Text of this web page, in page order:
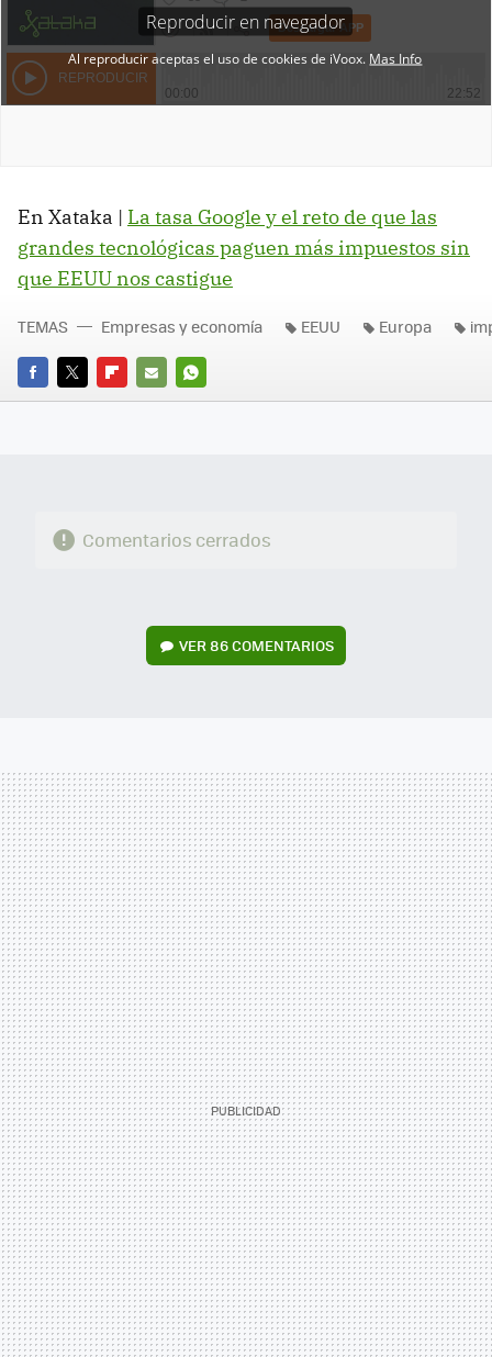
En Xataka | La tasa Google y el reto de que las
grandes tecnológicas paguen más impuestos sin
que EEUU nos castigue
FACEBOOK
TWITTERFLIPBOARD
E-
WHATSAPP
TEMAS Empresas y economía EEUU Europa
Comentarios cerrados
VER86 COMENTARIOS